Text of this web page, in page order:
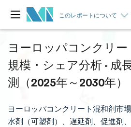
このレポートについて
ヨーロッパコンクリ
規模・シェア分析 - 成
測（2025年～2030年）
ヨーロッパコンクリート混和剤市
水剤（可塑剤）、遅延剤、促進剤